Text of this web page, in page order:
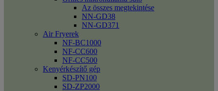
Az összes megtekintése
NN-GD38
NN-GD371
Air Fryerek
NF-BC1000
NF-CC600
NF-CC500
Kenyérkészítő gép
SD-PN100
SD-ZP2000